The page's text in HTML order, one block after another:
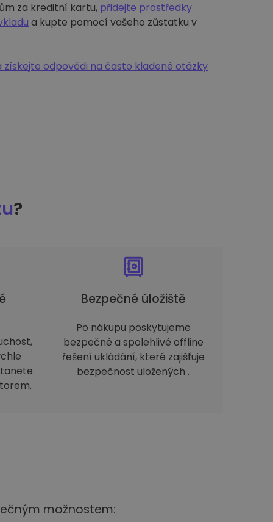
za kreditní kartu, přidejte prostředky
a kupte pomocí vašeho zůstatku v
získejte odpovědi na často kladené otázky
?
Bezpečné úložiště
Po nákupu poskytujeme
bezpečné a spolehlivé offline
řešení ukládání, které zajišťuje
bezpečnost uložených .
možnostem: